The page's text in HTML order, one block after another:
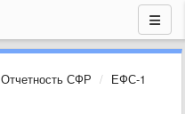
Отчетность СФР
ЕФС-1